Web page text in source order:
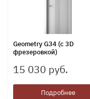
Geometry G34 (с 3D
фрезеровкой)
15 030 руб.
Подробнее